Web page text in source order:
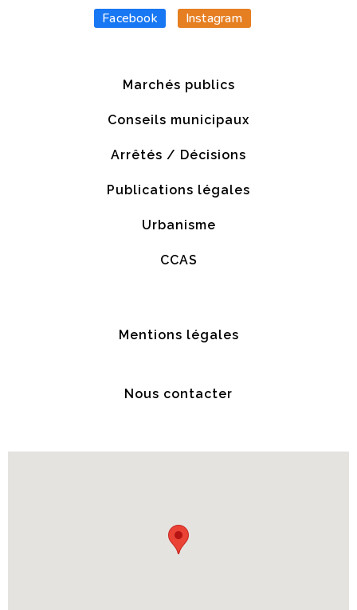
Facebook Instagram
Marchés publics
Conseils municipaux
Arrêtés / Décisions
Publications légales
Urbanisme
CCAS
Mentions légales
Nous contacter